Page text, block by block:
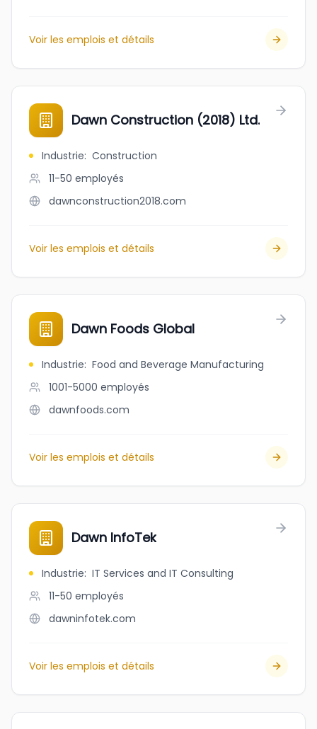
Voir les emplois et détails
Dawn Construction (2018) Ltd.
Industrie: Construction
11-50 employés
dawnconstruction2018.com
Voir les emplois et détails
Dawn Foods Global
Industrie: Food and Beverage Manufacturing
1001-5000 employés
dawnfoods.com
Voir les emplois et détails
Dawn InfoTek
Industrie: IT Services and IT Consulting
11-50 employés
dawninfotek.com
Voir les emplois et détails